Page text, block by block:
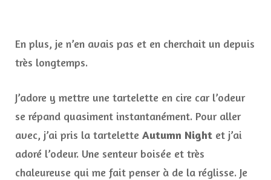
En plus, je n’en avais pas et en cherchait un depuis
très longtemps.
J’adore y mettre une tartelette en cire car l’odeur
se répand quasiment instantanément. Pour aller
avec, j’ai pris la tartelette Autumn Night et j’ai
adoré l’odeur. Une senteur boisée et très
chaleureuse qui me fait penser à de la réglisse. Je